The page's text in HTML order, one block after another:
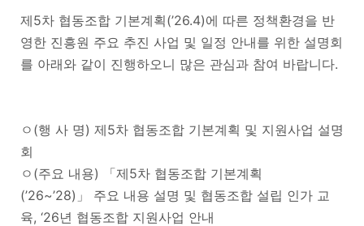
제5차 협동조합 기본계획(’26.4)에 따른 정책환경을 반
영한 진흥원 주요 추진 사업 및 일정 안내를 위한 설명회
를 아래와 같이 진행하오니 많은 관심과 참여 바랍니다.
ㅇ(행 사 명) 제5차 협동조합 기본계획 및 지원사업 설명
회
ㅇ(주요 내용) 「제5차 협동조합 기본계획
(’26~’28)」 주요 내용 설명 및 협동조합 설립 인가 교
육, ‘26년 협동조합 지원사업 안내